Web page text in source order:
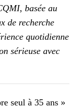
basée au
de recherche
quotidienne
sérieuse avec
seul à 35 ans »